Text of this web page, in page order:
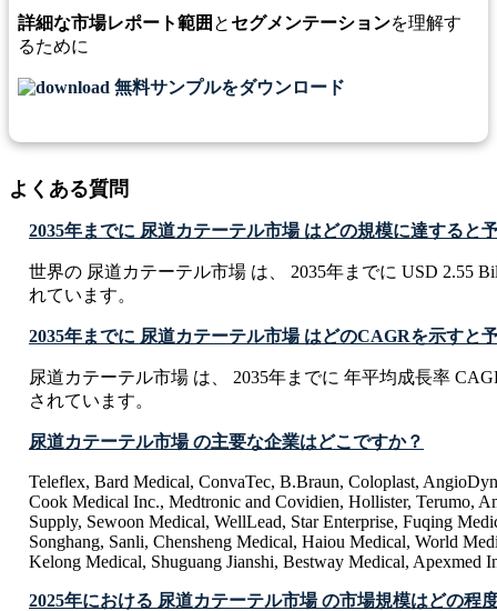
詳細な市場レポート範囲 と セグメンテーションを理解す
るために
無料サンプルをダウンロード
よくある質問
2035年までに 尿道カテーテル市場 はどの規模に達すると
世界の 尿道カテーテル市場 は、 2035年までに USD 2.55
れています。
2035年までに 尿道カテーテル市場 はどのCAGRを示すと
尿道カテーテル市場 は、 2035年までに 年平均成長率
されています。
尿道カテーテル市場 の主要な企業はどこですか？
Teleflex, Bard Medical, ConvaTec, B.Braun, Coloplast,
Cook Medical Inc., Medtronic and Covidien, Hollister, Terumo,
Supply, Sewoon Medical, WellLead, Star Enterprise, Fuqing
Songhang, Sanli, Chensheng Medical, Haiou Medical, World
Kelong Medical, Shuguang Jianshi, Bestway Medical, Apexmed
2025年における 尿道カテーテル市場 の市場規模はどの程